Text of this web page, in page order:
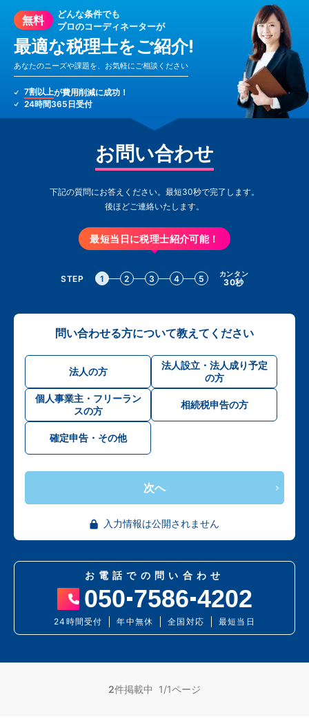
無料
どんな条件でも
プロのコーディネーターが
最適な税理士をご紹介!
あなたのニーズや課題を、お気軽にご相談ください
7割以上が費用削減に成功！
24時間365日受付
お問い合わせ
下記の質問にお答えください。最短30秒で完了します。
後ほどご連絡いたします。
最短当日に税理士紹介可能！
STEP 1 2 3 4 5 カンタン
30秒
問い合わせる方について教えてください
法人の方
法人設立・法人成り予定
の方
個人事業主・フリーラン
スの方
相続税申告の方
確定申告・その他
次へ
入力情報は公開されません
お電話での問い合わせ
050 7586 4202
24時間受付 年中無休 全国対応 最短当日
2件掲載中 1/1ページ